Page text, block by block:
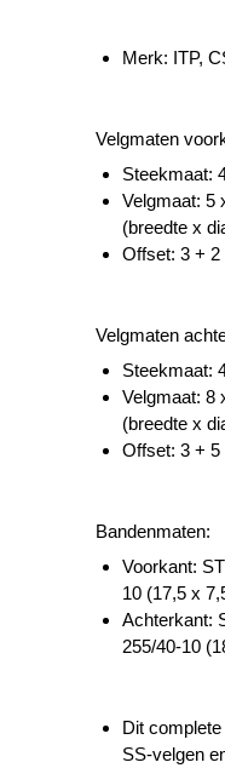
Merk: ITP,
Velgmaten
Steekmaat:
Velgmaat: 5
(breedte x
Offset: 3 + 2
Velgmaten
Steekmaat:
Velgmaat: 8
(breedte x
Offset: 3 + 5
Bandenmaten:
Voorkant:
10 (17,5 x
Achterkant:
255/40-10
Dit
SS-velgen